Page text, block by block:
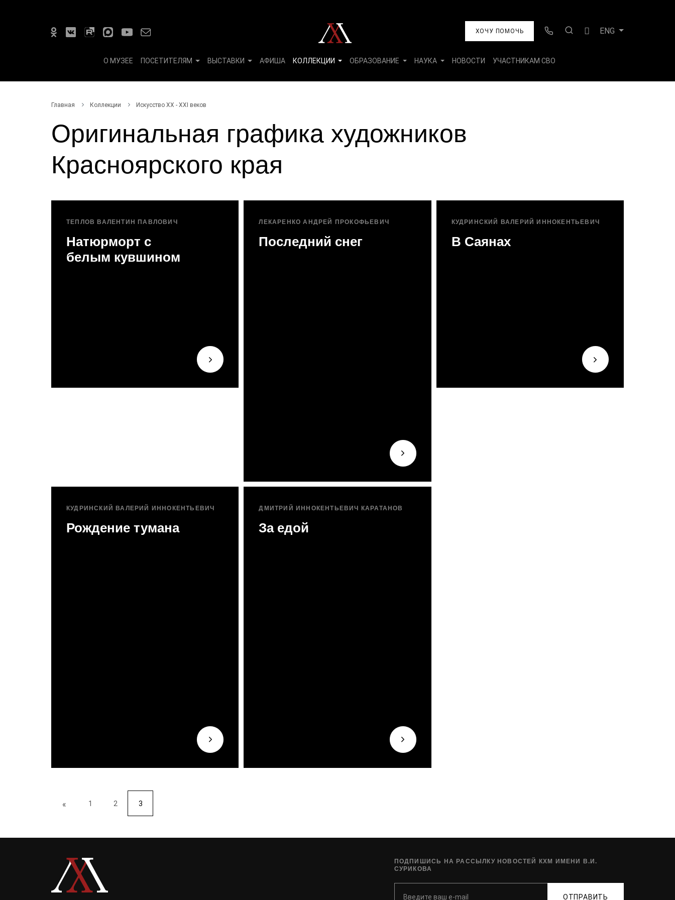
ХОЧУ ПОМОЧЬ ENG
О МУЗЕЕ ПОСЕТИТЕЛЯМ ВЫСТАВКИ АФИША КОЛЛЕКЦИИ ОБРАЗОВАНИЕ НАУКА НОВОСТИ УЧАСТНИКАМ СВО
Главная Коллекции Искусство ХХ - ХХI веков
Оригинальная графика художников
Красноярского края
ТЕПЛОВ ВАЛЕНТИН ПАВЛОВИЧ
Натюрморт с
белым кувшином
ЛЕКАРЕНКО АНДРЕЙ ПРОКОФЬЕВИЧ
Последний снег
КУДРИНСКИЙ ВАЛЕРИЙ ИННОКЕНТЬЕВИЧ
В Саянах
КУДРИНСКИЙ ВАЛЕРИЙ ИННОКЕНТЬЕВИЧ
Рождение тумана
ДМИТРИЙ ИННОКЕНТЬЕВИЧ КАРАТАНОВ
За едой
« 1 2 3
ПОДПИШИСЬ НА РАССЫЛКУ НОВОСТЕЙ КХМ ИМЕНИ В.И.
СУРИКОВА
ОТПРАВИТЬ